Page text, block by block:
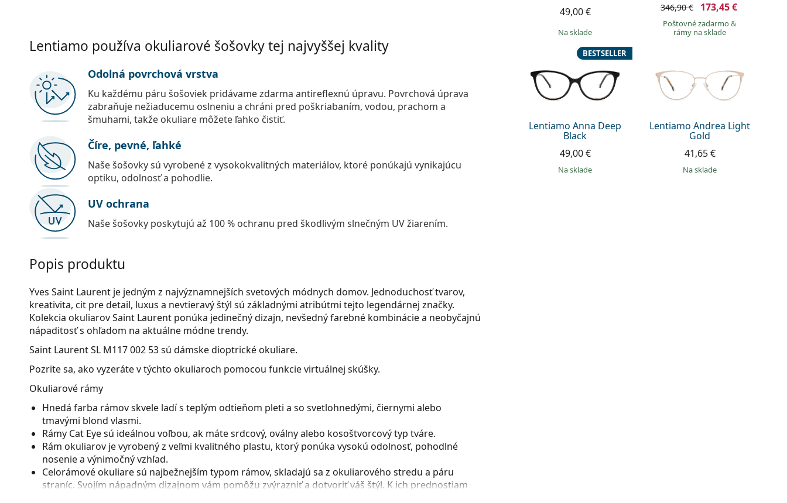
49,00 €
na sklade
346,90 € 173,45 €
Poštovné zadarmo&
rámy na sklade
Lentiamo Anna Deep
Black
BESTSELLER
49,00 €
na sklade
Lentiamo Andrea Light
Gold
41,65 €
na sklade
Lentiamo používa okuliarové šošovky tej najvyššej kvality
Odolná povrchová vrstva
Ku každému páru šošoviek pridávame zdarma antireflexnú úpravu. Povrchová úprava
zabraňuje nežiaducemu oslneniu a chráni pred poškriabaním, vodou, prachom a
šmuhami, takže okuliare môžete ľahko čistiť.
Číre, pevné, ľahké
Naše šošovky sú vyrobené z vysokokvalitných materiálov, ktoré ponúkajú vynikajúcu
optiku, odolnosť a pohodlie.
UV ochrana
Naše šošovky poskytujú až 100 % ochranu pred škodlivým slnečným UV žiarením.
Popis produktu
Yves Saint Laurent je jedným z najvýznamnejších svetových módnych domov. Jednoduchosť tvarov,
kreativita, cit pre detail, luxus a nevtieravý štýl sú základnými atribútmi tejto legendárnej značky.
Kolekcia okuliarov Saint Laurent ponúka jedinečný dizajn, nevšedný farebné kombinácie a neobyčajnú
nápaditosť s ohľadom na aktuálne módne trendy.
Saint Laurent SL M117 002 53sú dámske dioptrické okuliare.
Pozrite sa, ako vyzeráte v týchto okuliaroch pomocou funkcie virtuálnej skúšky.
Okuliarové rámy
Hnedá farba rámov skvele ladí s teplým odtieňom pleti a so svetlohnedými, čiernymi alebo
tmavými blond vlasmi.
Rámy Cat Eye sú ideálnou voľbou, ak máte srdcový, oválny alebo kosoštvorcový typ tváre.
Rám okuliarov je vyrobený z veľmi kvalitného plastu, ktorý ponúka vysokú odolnosť, pohodlné
nosenie a výnimočný vzhľad.
Celorámové okuliare sú najbežnejším typom rámov, skladajú sa z okuliarového stredu a páru
straníc. Svojím nápadným dizajnom vám pomôžu zvýrazniť a dotvoriť váš štýl. K ich prednostiam